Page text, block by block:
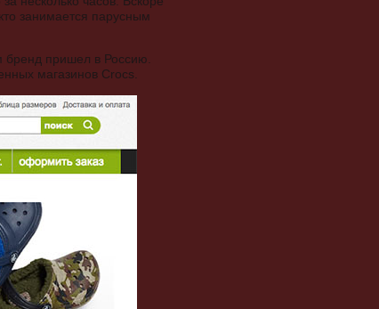
занимается парусным
бренд пришел в Россию.
магазинов Crocs.